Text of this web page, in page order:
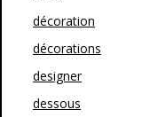
décoration
décorations
designer
dessous